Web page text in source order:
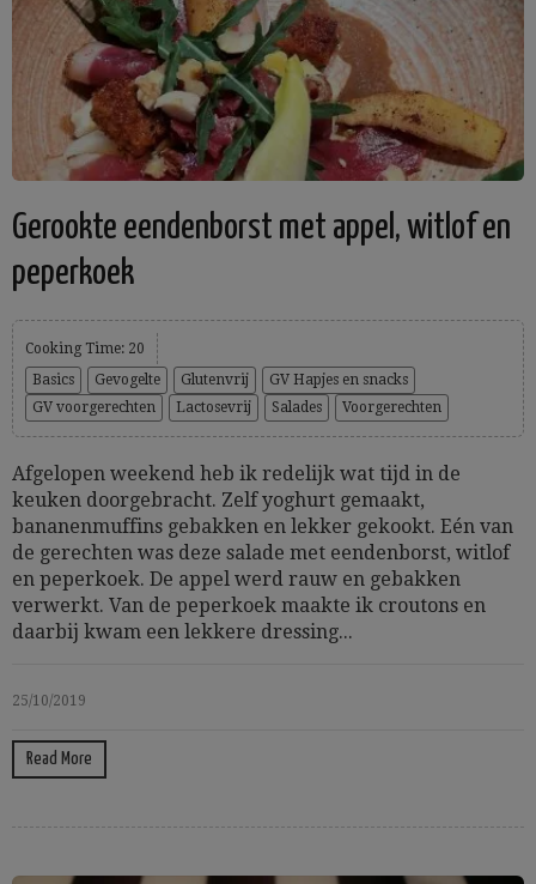
Gerookte eendenborst met appel, witlof en
peperkoek
Cooking Time: 20
Basics
Gevogelte Glutenvrij
GV Hapjes en snacks
GV voorgerechten
Lactosevrij Salades Voorgerechten
Afgelopen weekend heb ik redelijk wat tijd in de
keuken doorgebracht. Zelf yoghurt gemaakt,
bananenmuffins gebakken en lekker gekookt. Eén van
de gerechten was deze salade met eendenborst, witlof
en peperkoek. De appel werd rauw en gebakken
verwerkt. Van de peperkoek maakte ik croutons en
daarbij kwam een lekkere dressing...
25/10/2019
Read More